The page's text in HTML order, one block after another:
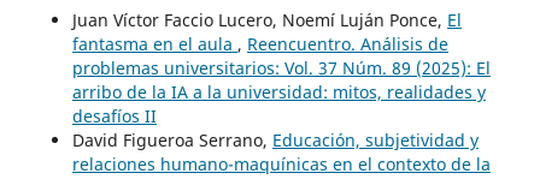
Juan Víctor Faccio Lucero, Noemí Luján Ponce, El
fantasma en el aula , Reencuentro. Análisis de
problemas universitarios: Vol. 37 Núm. 89 (2025): El
arribo de la IA a la universidad: mitos, realidades y
desafíos II
David Figueroa Serrano, Educación, subjetividad y
relaciones humano-maquínicas en el contexto de la